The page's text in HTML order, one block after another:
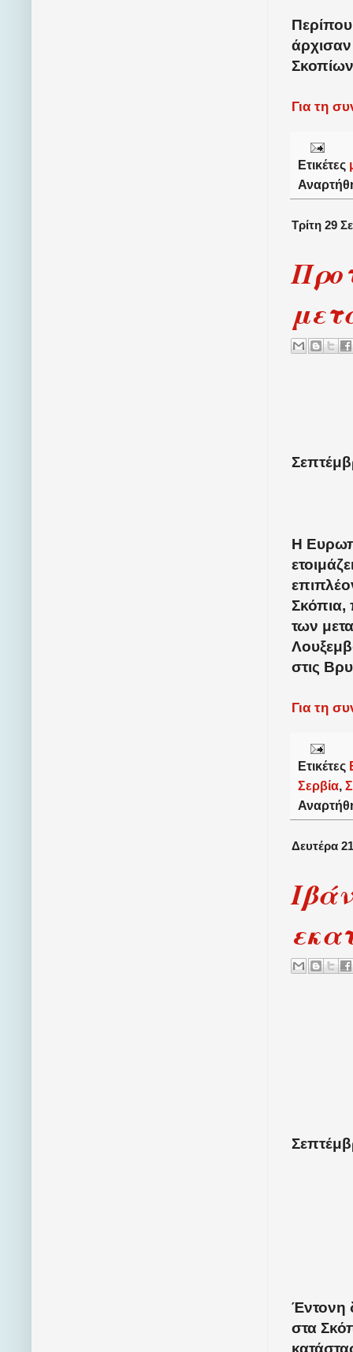
Για τη
Ετικέτες
Τρίτη 29
Η
Σκόπια,
των
στις
Για τη
Ετικέτες
Σερβία,
Δευτέρα
Έντονη
στα